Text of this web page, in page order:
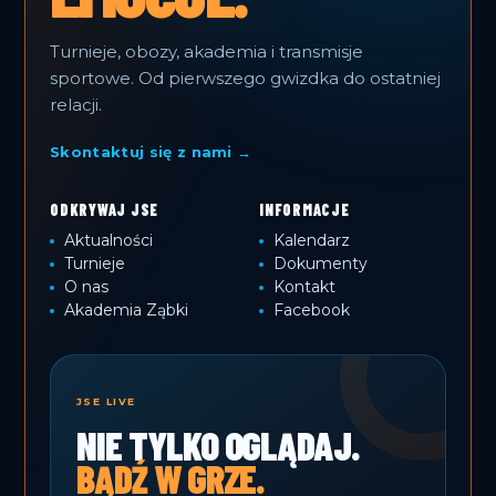
Turnieje, obozy, akademia i transmisje
sportowe. Od pierwszego gwizdka do ostatniej
relacji.
Skontaktuj się z nami →
ODKRYWAJ JSE
Aktualności
Turnieje
O nas
Akademia Ząbki
INFORMACJE
Kalendarz
Dokumenty
Kontakt
Facebook
JSE LIVE
NIE TYLKO OGLĄDAJ.
BĄDŹ W GRZE.